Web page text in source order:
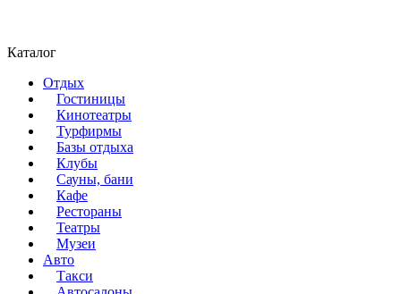
Каталог
Отдых
Гостиницы
Кинотеатры
Турфирмы
Базы отдыха
Клубы
Сауны, бани
Кафе
Рестораны
Театры
Музеи
Авто
Такси